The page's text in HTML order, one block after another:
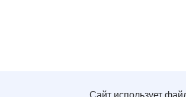
Сайт использует